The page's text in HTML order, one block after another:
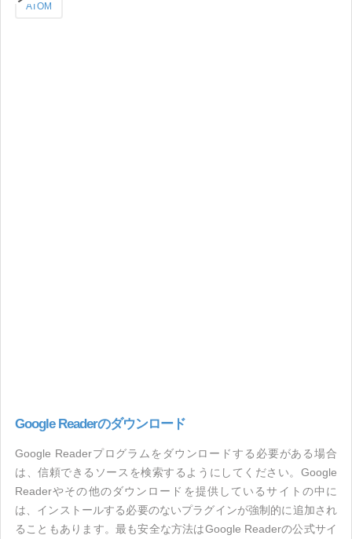
ATOM
Google Readerのダウンロード
Google Readerプログラムをダウンロードする必要がある場合
は、信頼できるソースを検索するようにしてください。Google
Readerやその他のダウンロードを提供しているサイトの中に
は、インストールする必要のないプラグインが強制的に追加され
ることもあります。最も安全な方法はGoogle Readerの公式サイ